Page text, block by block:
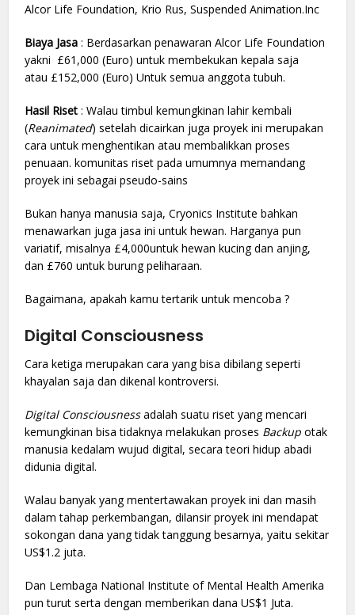
Alcor Life Foundation, Krio Rus, Suspended Animation.Inc
Biaya Jasa : Berdasarkan penawaran Alcor Life Foundation
yakni £61,000 (Euro) untuk membekukan kepala saja
atau £152,000 (Euro) Untuk semua anggota tubuh.
Hasil Riset : Walau timbul kemungkinan lahir kembali
(Reanimated) setelah dicairkan juga proyek ini merupakan
cara untuk menghentikan atau membalikkan proses
penuaan. komunitas riset pada umumnya memandang
proyek ini sebagai pseudo-sains
Bukan hanya manusia saja, Cryonics Institute bahkan
menawarkan juga jasa ini untuk hewan. Harganya pun
variatif, misalnya £4,000untuk hewan kucing dan anjing,
dan £760 untuk burung peliharaan.
Bagaimana, apakah kamu tertarik untuk mencoba ?
Digital Consciousness
Cara ketiga merupakan cara yang bisa dibilang seperti
khayalan saja dan dikenal kontroversi.
Digital Consciousnessadalah suatu riset yang mencari
kemungkinan bisa tidaknya melakukan proses Backup otak
manusia kedalam wujud digital, secara teori hidup abadi
didunia digital.
Walau banyak yang mentertawakan proyek ini dan masih
dalam tahap perkembangan, dilansir proyek ini mendapat
sokongan dana yang tidak tanggung besarnya, yaitu sekitar
US$1.2 juta.
Dan Lembaga National Institute of Mental Health Amerika
pun turut serta dengan memberikan dana US$1 Juta.